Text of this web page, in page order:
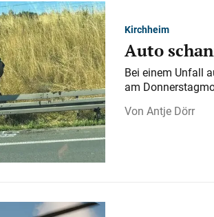
Kirchheim
Auto
Bei einem Unfall
am
Antje Dörr